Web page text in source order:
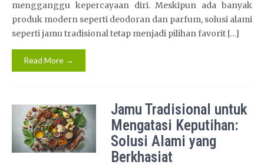
mengganggu kepercayaan diri. Meskipun ada banyak
produk modern seperti deodoran dan parfum, solusi alami
seperti jamu tradisional tetap menjadi pilihan favorit […]
Read More →
Jamu Tradisional untuk
Mengatasi Keputihan:
Solusi Alami yang
Berkhasiat